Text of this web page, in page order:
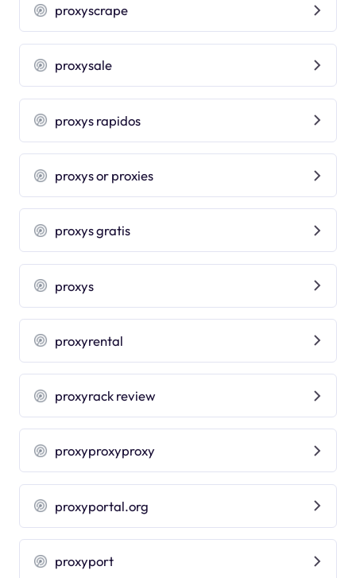
proxyscrape
proxysale
proxys rapidos
proxys or proxies
proxys gratis
proxys
proxyrental
proxyrack review
proxyproxyproxy
proxyportal.org
proxyport